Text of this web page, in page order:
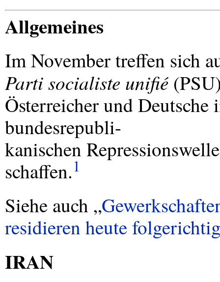
Allgemeines
Im November treffen sich
Parti socialiste unifié (PSU
Österreicher und
bundesrepubli-
kanischen
schaffen.1
Siehe auch „
residieren heute
IRAN